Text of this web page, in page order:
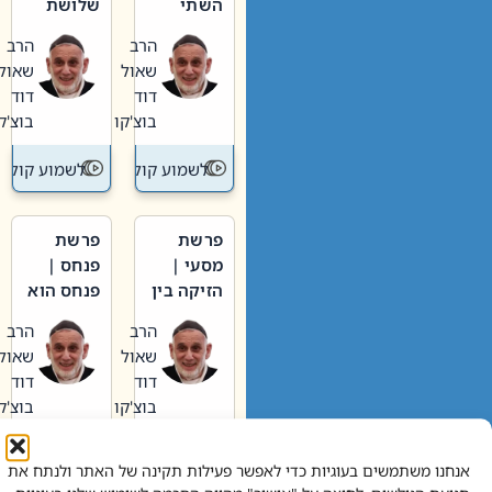
אנחנו משתמשים בעוגיות כדי לאפשר פעילות תקינה של האתר ולנתח את
וערב של
חיינו
הרב
שאול
דוד
בוצ'קו
לשמוע קול תורה – מדרש
האבות
הרב
שאול
דוד
בוצ'קו
לשמוע קול
פרשת
מסעי |
הזיקה בין
הגדול לעם הרב
שאול
דוד
בוצ'קו
לשמוע קול תורה – מדרש
פרשת
פנחס |
פנחס הוא
אליהו: בין
קנאות
הורסת
לקנאות
בונה
הרב
שאול
דוד
בוצ'קו
לשמוע קול